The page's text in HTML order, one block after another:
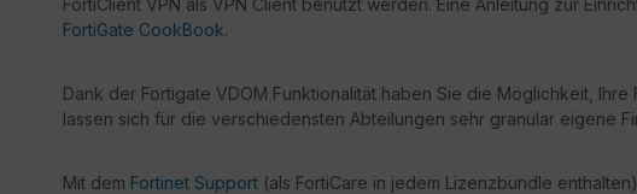
FortiGate CookBook.
Dank der Fortigate VDOM Funktionalität haben Sie die Möglichkeit,
lassen sich für die verschiedensten Abteilungen sehr granular eigene
Mit dem Fortinet Support (als FortiCare in jedem Lizenzbundle